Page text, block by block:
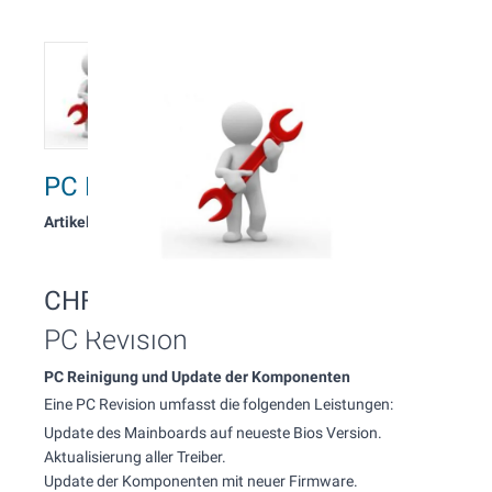
PC Revision
Artikelnummer: 523
CHF 170.00
PC Revision
PC Reinigung und Update der Komponenten
Eine PC Revision umfasst die folgenden Leistungen:
Update des Mainboards auf neueste Bios Version.
Aktualisierung aller Treiber.
Update der Komponenten mit neuer Firmware.